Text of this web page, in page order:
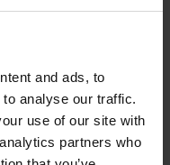
and ads, to
analyse our traffic.
use of our site with
partners who
extrem de
tendinte
, pringama
special,
dar si